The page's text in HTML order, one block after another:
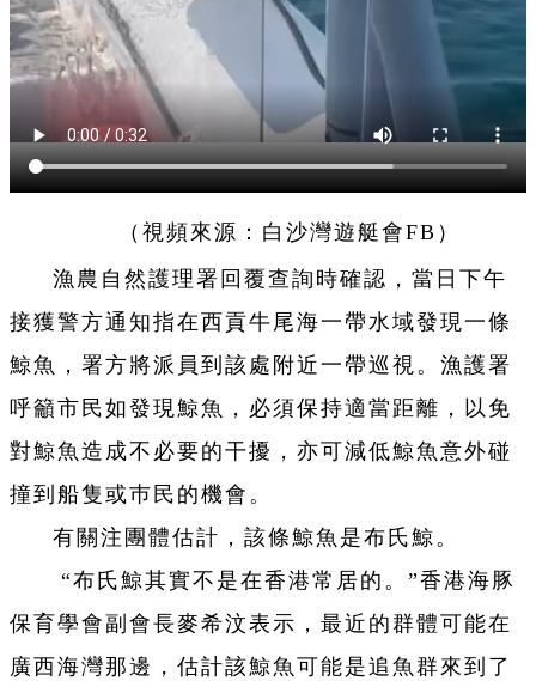
（視頻來源：白沙灣遊艇會FB）
漁農自然護理署回覆查詢時確認，當日下午
接獲警方通知指在西貢牛尾海一帶水域發現一條
鯨魚，署方將派員到該處附近一帶巡視。漁護署
呼籲市民如發現鯨魚，必須保持適當距離，以免
對鯨魚造成不必要的干擾，亦可減低鯨魚意外碰
撞到船隻或巿民的機會。
有關注團體估計，該條鯨魚是布氏鯨。
“布氏鯨其實不是在香港常居的。”香港海豚
保育學會副會長麥希汶表示，最近的群體可能在
廣西海灣那邊，估計該鯨魚可能是追魚群來到了